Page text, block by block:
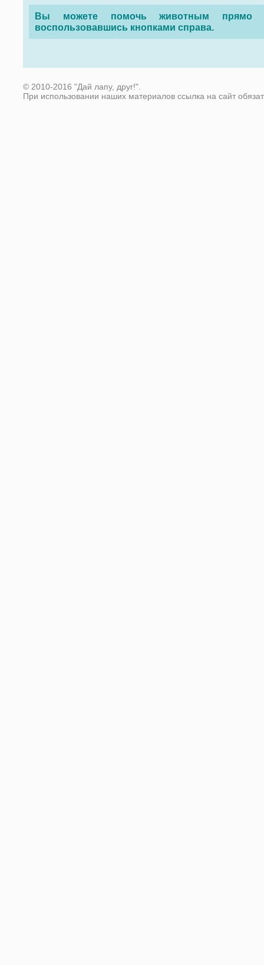
Вы можете помочь животным прямо
воспользовавшись кнопками справа.
© 2010-2016 "Дай лапу, друг!".
При использовании наших материалов ссылка на сайт